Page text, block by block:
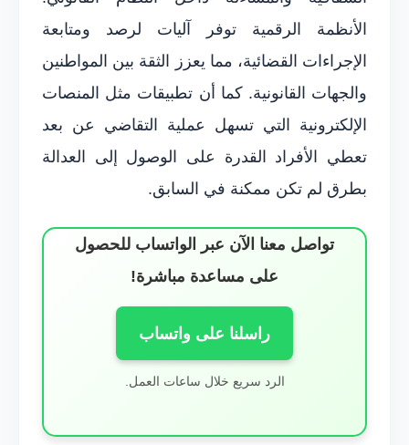
الأنظمة الرقمية توفر آليات لرصد ومتابعة
الإجراءات القضائية، مما يعزز الثقة بين المواطنين
والجهات القانونية. كما أن تطبيقات مثل المنصات
الإلكترونية التي تسهل عملية التقاضي عن بعد
تعطي الأفراد القدرة على الوصول إلى العدالة
بطرق لم تكن ممكنة في السابق.
تواصل معنا الآن عبر الواتساب للحصول
على مساعدة مباشرة!
راسلنا على واتساب
الرد سريع خلال ساعات العمل.